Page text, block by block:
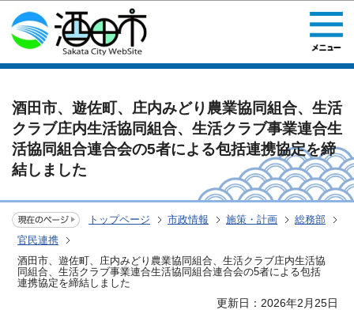
このページの本文へ移動
酒田市、遊佐町、庄内みどり農業協同組合、生活
クラブ庄内生活協同組合、生活クラブ事業連合生
活協同組合連合会の5者による包括連携協定を締
結しました
トップページ 市政情報 施策・計画
総務部
官民連携
酒田市、遊佐町、庄内みどり農業協同組合、生活クラブ庄内生活協
同組合、生活クラブ事業連合生活協同組合連合会の5者による包括
連携協定を締結しました
更新日：2026年2月25日